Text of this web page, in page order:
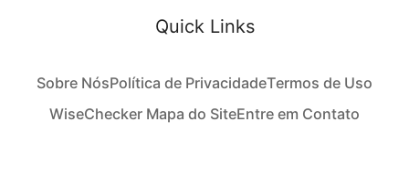
Quick Links
Sobre NósPolítica de PrivacidadeTermos de Uso
WiseChecker Mapa do SiteEntre em Contato